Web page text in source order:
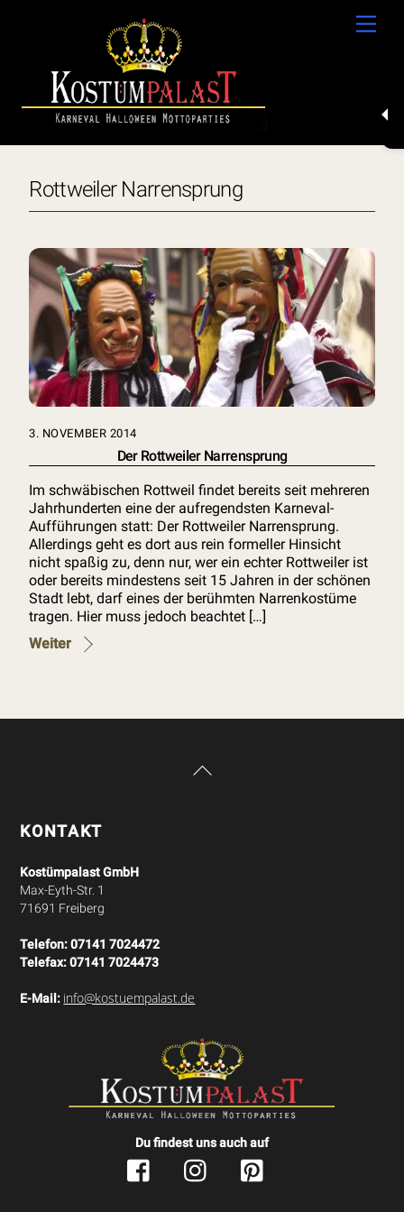
Rottweiler Narrensprung
3. NOVEMBER 2014
Der Rottweiler Narrensprung
Im schwäbischen Rottweil findet bereits seit mehreren
Jahrhunderten eine der aufregendsten Karneval-
Aufführungen statt: Der Rottweiler Narrensprung.
Allerdings geht es dort aus rein formeller Hinsicht
nicht spaßig zu, denn nur, wer ein echter Rottweiler ist
oder bereits mindestens seit 15 Jahren in der schönen
Stadt lebt, darf eines der berühmten Narrenkostüme
tragen. Hier muss jedoch beachtet […]
Weiter
Back
KONTAKT
Kostümpalast GmbH
Max-Eyth-Str. 1
71691 Freiberg
Telefon:07141 7024472
Telefax:07141 7024473
E-Mail: info@kostuempalast.de
Du findest uns auch auf